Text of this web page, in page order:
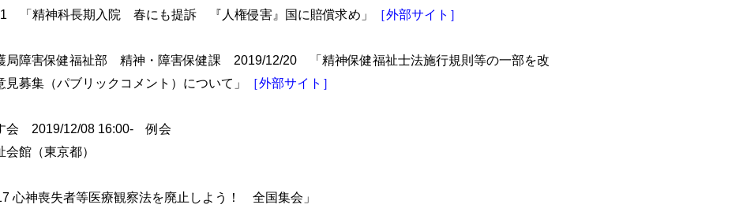
「精神科長期入院 春にも提訴 『人権侵害』国に賠償求め」
［外部サイト］
局障害保健福祉部 精神・障害保健課 2019/12/20 「精神保健福祉士法施行規則等の一部を改
募集（パブリックコメント）について」
［外部サイト］
会 2019/12/08 16:00- 例会
館（東京都）
神喪失者等医療観察法を廃止しよう！ 全国集会」